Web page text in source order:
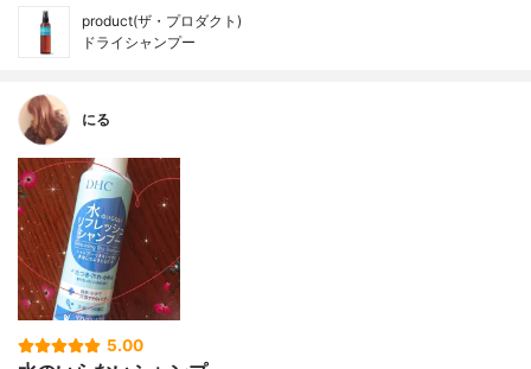
product(ザ・プロダクト)
ドライシャンプー
にる
5.00